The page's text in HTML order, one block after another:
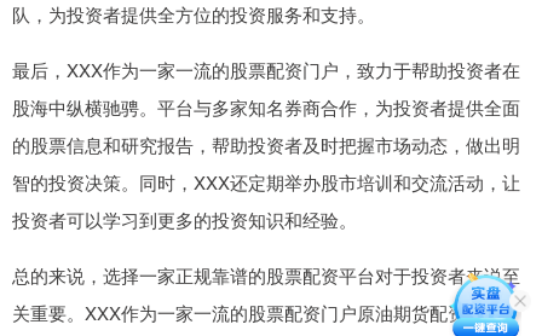
队，为投资者提供全方位的投资服务和支持。
最后，XXX作为一家一流的股票配资门户，致力于帮助投资者在
股海中纵横驰骋。平台与多家知名券商合作，为投资者提供全面
的股票信息和研究报告，帮助投资者及时把握市场动态，做出明
智的投资决策。同时，XXX还定期举办股市培训和交流活动，让
投资者可以学习到更多的投资知识和经验。
总的来说，选择一家正规靠谱的股票配资平台对于投资者来说至
关重要。XXX作为一家一流的股票配资门户原油期货配资公司，